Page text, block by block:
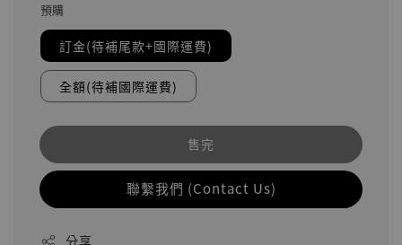
預購
訂金(待補尾款+國際運費)
全額(待補國際運費)
售完
聯繫我們 (Contact Us)
分享